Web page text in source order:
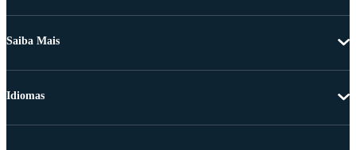
Saiba Mais
Idiomas